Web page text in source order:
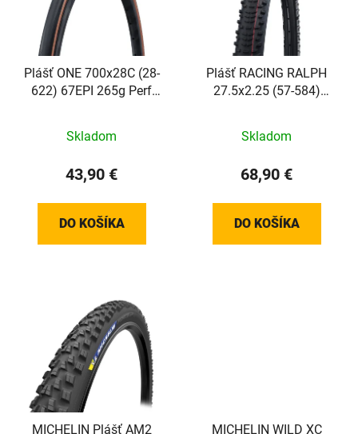
Plášť ONE 700x28C (28-
622) 67EPI 265g Perf
Skladom
43,90 €
DO KOŠÍKA
Plášť RACING RALPH
27.5x2.25 (57-584)
Speed skladací
Skladom
68,90 €
DO KOŠÍKA
MICHELIN Plášť AM2 MICHELIN WILD XC